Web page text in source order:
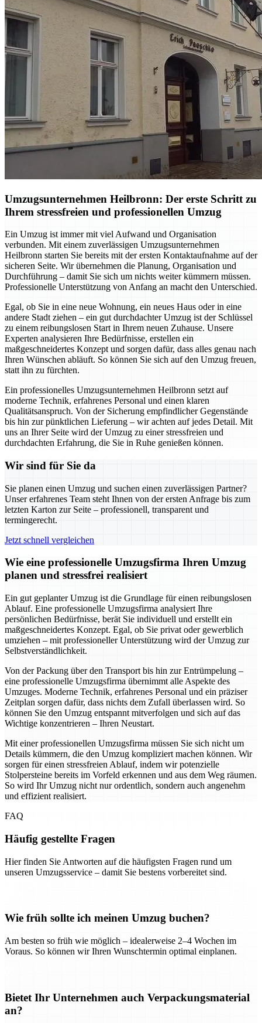
Umzugsunternehmen Heilbronn: Der erste Schritt zu
Ihrem stressfreien und professionellen Umzug
Ein Umzug ist immer mit viel Aufwand und Organisation
verbunden. Mit einem zuverlässigen Umzugsunternehmen
Heilbronn starten Sie bereits mit der ersten Kontaktaufnahme auf der
sicheren Seite. Wir übernehmen die Planung, Organisation und
Durchführung – damit Sie sich um nichts weiter kümmern müssen.
Professionelle Unterstützung von Anfang an macht den Unterschied.
Egal, ob Sie in eine neue Wohnung, ein neues Haus oder in eine
andere Stadt ziehen – ein gut durchdachter Umzug ist der Schlüssel
zu einem reibungslosen Start in Ihrem neuen Zuhause. Unsere
Experten analysieren Ihre Bedürfnisse, erstellen ein
maßgeschneidertes Konzept und sorgen dafür, dass alles genau nach
Ihren Wünschen abläuft. So können Sie sich auf den Umzug freuen,
statt ihn zu fürchten.
Ein professionelles Umzugsunternehmen Heilbronn setzt auf
moderne Technik, erfahrenes Personal und einen klaren
Qualitätsanspruch. Von der Sicherung empfindlicher Gegenstände
bis hin zur pünktlichen Lieferung – wir achten auf jedes Detail. Mit
uns an Ihrer Seite wird der Umzug zu einer stressfreien und
durchdachten Erfahrung, die Sie in Ruhe genießen können.
Wir sind für Sie da
Sie planen einen Umzug und suchen einen zuverlässigen Partner?
Unser erfahrenes Team steht Ihnen von der ersten Anfrage bis zum
letzten Karton zur Seite – professionell, transparent und
termingerecht.
Jetzt schnell vergleichen
Wie eine professionelle Umzugsfirma Ihren Umzug
planen und stressfrei realisiert
Ein gut geplanter Umzug ist die Grundlage für einen reibungslosen
Ablauf. Eine professionelle Umzugsfirma analysiert Ihre
persönlichen Bedürfnisse, berät Sie individuell und erstellt ein
maßgeschneidertes Konzept. Egal, ob Sie privat oder gewerblich
umziehen – mit professioneller Unterstützung wird der Umzug zur
Selbstverständlichkeit.
Von der Packung über den Transport bis hin zur Entrümpelung –
eine professionelle Umzugsfirma übernimmt alle Aspekte des
Umzuges. Moderne Technik, erfahrenes Personal und ein präziser
Zeitplan sorgen dafür, dass nichts dem Zufall überlassen wird. So
können Sie den Umzug entspannt mitverfolgen und sich auf das
Wichtige konzentrieren – Ihren Neustart.
Mit einer professionellen Umzugsfirma müssen Sie sich nicht um
Details kümmern, die den Umzug kompliziert machen können. Wir
sorgen für einen stressfreien Ablauf, indem wir potenzielle
Stolpersteine bereits im Vorfeld erkennen und aus dem Weg räumen.
So wird Ihr Umzug nicht nur ordentlich, sondern auch angenehm
und effizient realisiert.
FAQ
Häufig gestellte Fragen
Hier finden Sie Antworten auf die häufigsten Fragen rund um
unseren Umzugsservice – damit Sie bestens vorbereitet sind.
Wie früh sollte ich meinen Umzug buchen?
Am besten so früh wie möglich – idealerweise 2–4 Wochen im
Voraus. So können wir Ihren Wunschtermin optimal einplanen.
Bietet Ihr Unternehmen auch Verpackungsmaterial
an?